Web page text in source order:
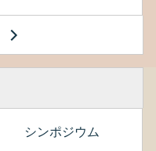
シンポジウム